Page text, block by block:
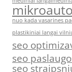
nuo kada vasarines
plastikiniai langai
seo
seo
seo